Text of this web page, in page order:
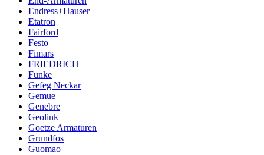
Endress+Hauser
Etatron
Fairford
Festo
Fimars
FRIEDRICH
Funke
Gefeg Neckar
Gemue
Genebre
Geolink
Goetze Armaturen
Grundfos
Guomao